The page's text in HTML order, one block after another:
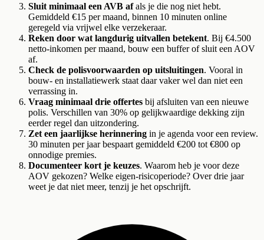
Sluit minimaal een AVB afals je die nog niet hebt.
Gemiddeld €15 per maand, binnen 10 minuten online
geregeld via vrijwel elke verzekeraar.
Reken door wat langdurig uitvallen betekent. Bij €4.500
netto-inkomen per maand, bouw een buffer of sluit een AOV
af.
Check de polisvoorwaarden op uitsluitingen. Vooral in
bouw- en installatiewerk staat daar vaker wel dan niet een
verrassing in.
Vraag minimaal drie offertes bij afsluiten van een nieuwe
polis. Verschillen van 30% op gelijkwaardige dekking zijn
eerder regel dan uitzondering.
Zet een jaarlijkse herinnering in je agenda voor een review.
30 minuten per jaar bespaart gemiddeld €200 tot €800 op
onnodige premies.
Documenteer kort je keuzes. Waarom heb je voor deze
AOV gekozen? Welke eigen-risicoperiode? Over drie jaar
weet je dat niet meer, tenzij je het opschrijft.